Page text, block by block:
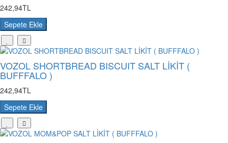
242,94TL
Sepete Ekle
VOZOL SHORTBREAD BISCUIT SALT LİKİT (
BUFFFALO )
242,94TL
Sepete Ekle